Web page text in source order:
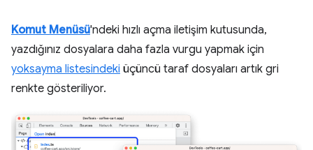
Komut Menüsü'ndeki hızlı açma iletişim kutusunda,
yazdığınız dosyalara daha fazla vurgu yapmak için
yoksayma listesindeki üçüncü taraf dosyaları artık gri
renkte gösteriliyor.